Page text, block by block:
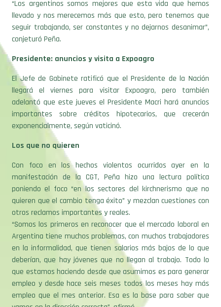
seguir trabajando, ser constantes y no dejarnos desanimar”,
conjeturó Peña.
Presidente: anuncios y visita a Expoagro
El Jefe de Gabinete ratificó que el Presidente de la Nación
llegará el viernes para visitar Expoagro, pero también
adelantó que este jueves el Presidente Macri hará anuncios
importantes sobre créditos hipotecarios, que crecerán
exponencialmente, según vaticinó.
Los que no quieren
Con foco en los hechos violentos ocurridos ayer en la
manifestación de la CGT, Peña hizo una lectura política
poniendo el foco “en los sectores del kirchnerismo que no
quieren que el cambio tenga éxito” y mezclan cuestiones con
otros reclamos importantes y reales.
“Somos los primeros en reconocer que el mercado laboral en
Argentina tiene muchos problemas, con muchos trabajadores
en la informalidad, que tienen salarios más bajos de lo que
deberían, que hay jóvenes que no llegan al trabajo. Todo lo
que estamos haciendo desde que asumimos es para generar
empleo y desde hace seis meses todos los meses hay más
empleo que el mes anterior. Esa es la base para saber que
vamos en la dirección correcta”, afirmó.